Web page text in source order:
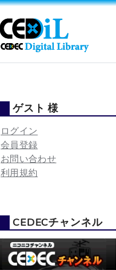
ゲスト 様
ログイン
会員登録
お問い合わせ
利用規約
CEDECチャンネル